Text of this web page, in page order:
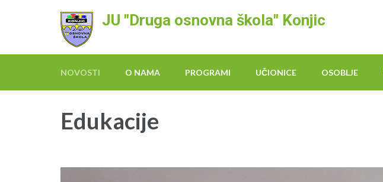
(Press
JU "Druga osnovna škola" Konjic
NOVOSTI O NAMA PROGRAMI UČIONICE OSOBLJE
Edukacije